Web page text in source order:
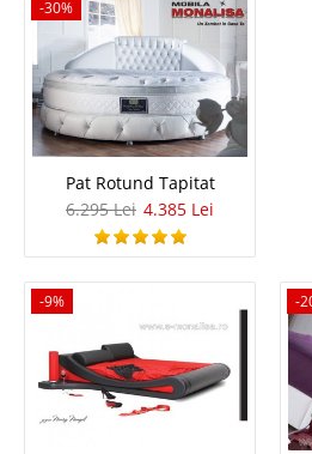
Pat Clasic de Lux
Pat dormitor de Lux clasic din Piele si
Lux pentru dormitoare matrimoniale a
elegant, un model nou exceptional pe un
Fabricat din materiale de cea mai b..
Pret Redus
Stoc Epuizat -
-30%
Pat Rotund Tapitat
6.295 Lei 4.385 Lei
-9% -